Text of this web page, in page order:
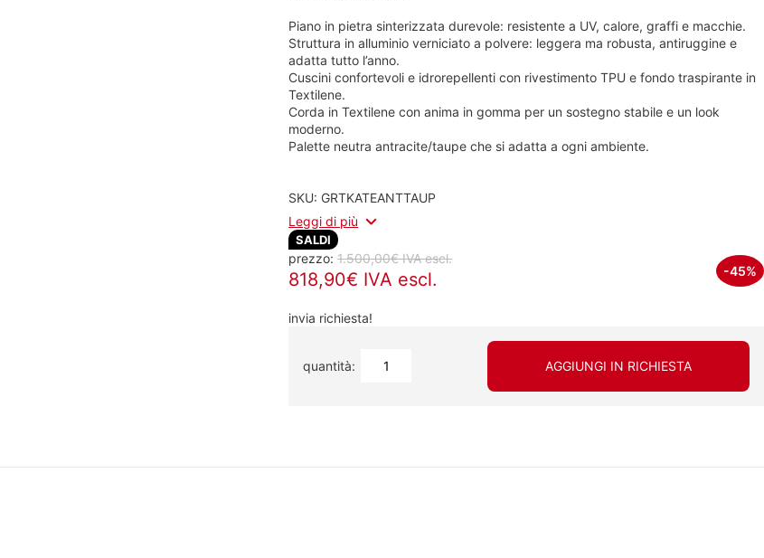
Piano in pietra sinterizzata durevole: resistente a UV, calore, graffi e macchie.
Struttura in alluminio verniciato a polvere: leggera ma robusta, antiruggine e
adatta tutto l’anno.
Cuscini confortevoli e idrorepellenti con rivestimento TPU e fondo traspirante in
Textilene.
Corda in Textilene con anima in gomma per un sostegno stabile e un look
moderno.
Palette neutra antracite/taupe che si adatta a ogni ambiente.
SKU: GRTKATEANTTAUP
Leggi di più
SALDI
prezzo:1.500,00€ IVA escl.
818,90€ IVA escl. -45%
invia richiesta!
quantità: AGGIUNGI IN RICHIESTA